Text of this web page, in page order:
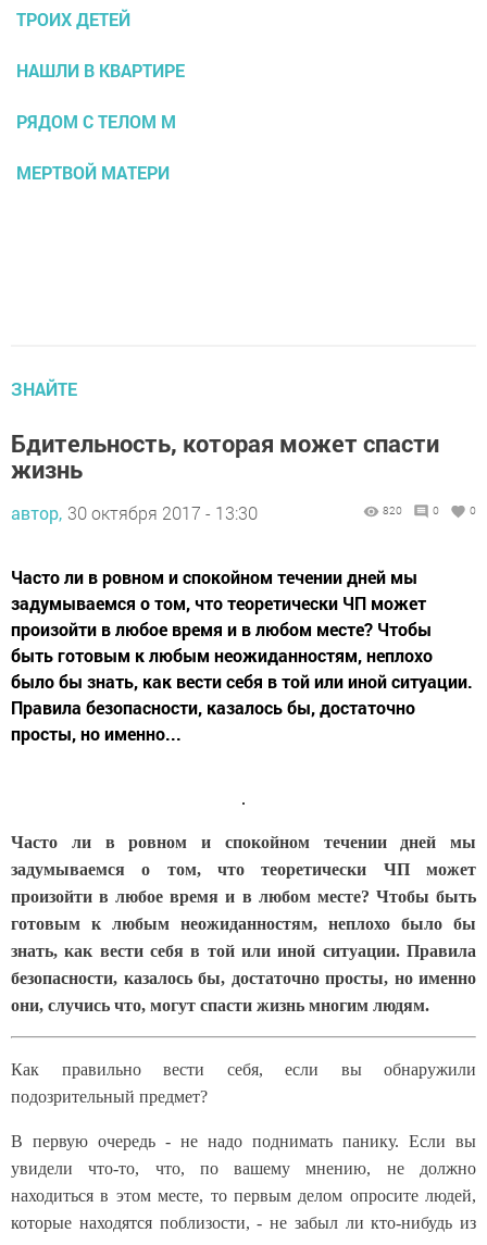
ТРОИХ ДЕТЕЙ
НАШЛИ В КВАРТИРЕ
РЯДОМ С ТЕЛОМ М
МЕРТВОЙ МАТЕРИ
ЗНАЙТЕ
Бдительность, которая может спасти
жизнь
автор, 30 октября 2017 - 13:30 820 0 0
Часто ли в ровном и спокойном течении дней мы
задумываемся о том, что теоретически ЧП может
произойти в любое время и в любом месте? Чтобы
быть готовым к любым неожиданностям, неплохо
было бы знать, как вести себя в той или иной ситуации.
Правила безопасности, казалось бы, достаточно
просты, но именно...
Часто ли в ровном и спокойном течении дней мы
задумываемся о том, что теоретически ЧП может
произойти в любое время и в любом месте? Чтобы быть
готовым к любым неожиданностям, неплохо было бы
знать, как вести себя в той или иной ситуации. Правила
безопасности, казалось бы, достаточно просты, но именно
они, случись что, могут спасти жизнь многим людям.
Как правильно вести себя, если вы обнаружили
подозрительный предмет?
В первую очередь - не надо поднимать панику. Если вы
увидели что-то, что, по вашему мнению, не должно
находиться в этом месте, то первым делом опросите людей,
которые находятся поблизости, - не забыл ли кто-нибудь из